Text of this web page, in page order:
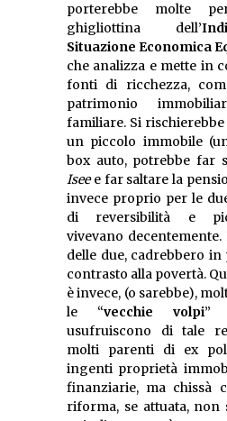
porterebbe molte
ghigliottina dell’
Situazione Economica
che analizza e mette in
fonti di ricchezza,
patrimonio
familiare. Si rischierebbe
un piccolo immobile
box auto, potrebbe far
Iseee far saltare la
invece proprio per le
di reversibilità e
vivevano
delle due, cadrebbero
contrasto alla povertà.
è invece, (o sarebbe),
le “vecchie volpi”
usufruiscono di tale
molti parenti di ex
ingenti proprietà
finanziarie, ma chissà
riforma, se attuata, non